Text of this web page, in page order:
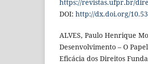
https://revistas.ufpr.br/
DOI: http://dx.doi.org/
ALVES, Paulo Henrique
Desenvolvimento – O
Eficácia dos Direitos